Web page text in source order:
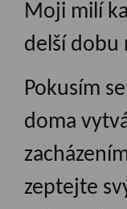
Moji milí
Pokusím
doma
zeptejte